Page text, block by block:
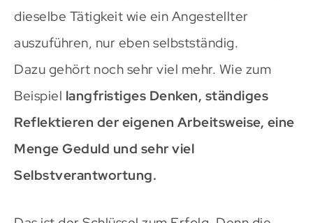
dieselbe Tätigkeit wie ein Angestellter
auszuführen, nur eben selbstständig.
Dazu gehört noch sehr viel mehr. Wie zum
Beispiel langfristiges Denken, ständiges
Reflektieren der eigenen Arbeitsweise, eine
Menge Geduld und sehr viel
Selbstverantwortung.